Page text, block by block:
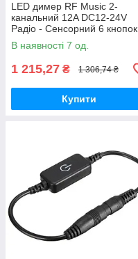
LED димер RF Music 2-
канальний 12A DC12-24V
Радіо - Сенсорний 6 кнопок
В наявності 7 од.
1 215,27 ₴ 1 306,74 ₴
Купити